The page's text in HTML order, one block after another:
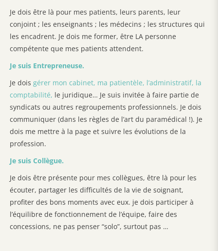
Je dois être là pour mes patients, leurs parents, leur
conjoint ; les enseignants ; les médecins ; les structures qui
les encadrent. Je dois me former, être LA personne
compétente que mes patients attendent.
Je suis Entrepreneuse.
Je dois gérer mon cabinet, ma patientèle, l’administratif, la
comptabilité, le juridique… Je suis invitée à faire partie de
syndicats ou autres regroupements professionnels. Je dois
communiquer (dans les règles de l’art du paramédical !). Je
dois me mettre à la page et suivre les évolutions de la
profession.
Je suis Collègue.
Je dois être présente pour mes collègues, être là pour les
écouter, partager les difficultés de la vie de soignant,
profiter des bons moments avec eux. je dois participer à
l’équilibre de fonctionnement de l’équipe, faire des
concessions, ne pas penser “solo”, surtout pas …